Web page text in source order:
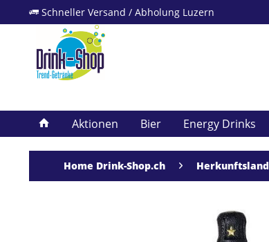
Schneller Versand / Abholung Luzern
Aktionen Bier Energy Drinks
Home Drink-Shop.ch Herkunftsland